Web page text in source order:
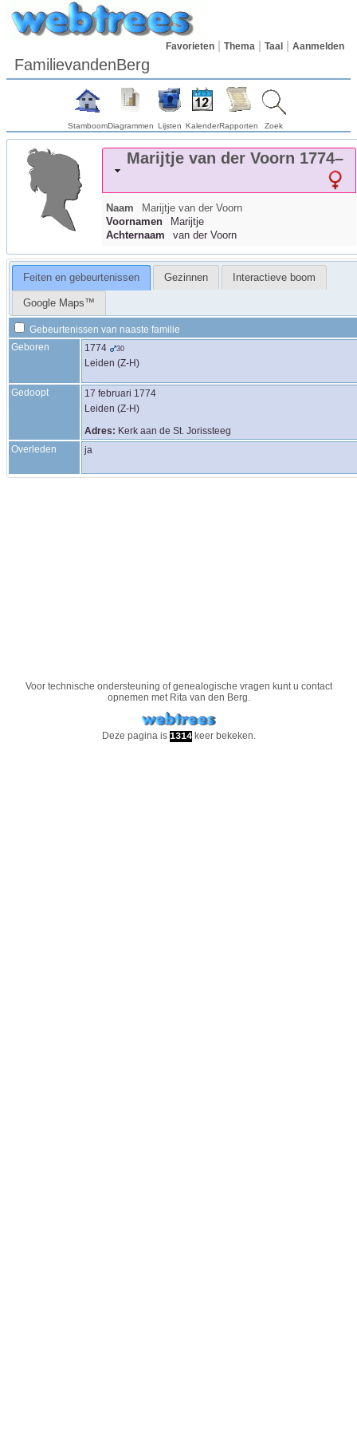
Favorieten Thema Taal Aanmelden
FamilievandenBerg
StamboomDiagrammen Lijsten KalenderRapporten Zoek
Marijtje van der Voorn 1774–
Naam Marijtje van der Voorn
Voornamen
Marijtje
Achternaam
van der Voorn
Feiten en gebeurtenissen Gezinnen Interactieve boom
Google Maps™
Gebeurtenissen van naaste familie
Geboren
1774 30
Leiden (Z-H)
Gedoopt
17 februari 1774
Leiden (Z-H)
Adres: Kerk aan de St. Jorissteeg
Overleden
ja
Voor technische ondersteuning of genealogische vragen kunt u contact
opnemen met Rita van den Berg.
Deze pagina is 1314keer bekeken.